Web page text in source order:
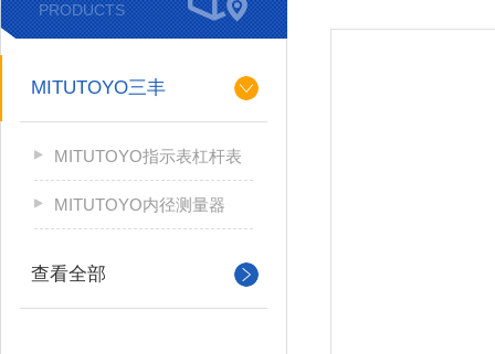
PRODUCTS
MITUTOYO三丰
MITUTOYO指示表杠杆表
MITUTOYO内径测量器
查看全部